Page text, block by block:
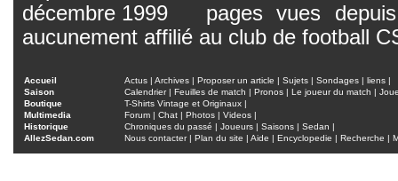
pages vues
aucunement affilié au club de football
Accueil Actus | Archives | Proposer un article | Sujets | Sondages | liens |
Saison
Calendrier| Feuilles de match | Pronos | Le joueur du match |
Boutique
T-Shirts Vintage et Originaux |
Multimedia
Forum | Chat | Photos | Videos |
Historique
Chroniques du passé | Joueurs | Saisons | Sedan |
AllezSedan.com
Nous contacter| Plan du site | Aide | Encyclopedie | Recherche |